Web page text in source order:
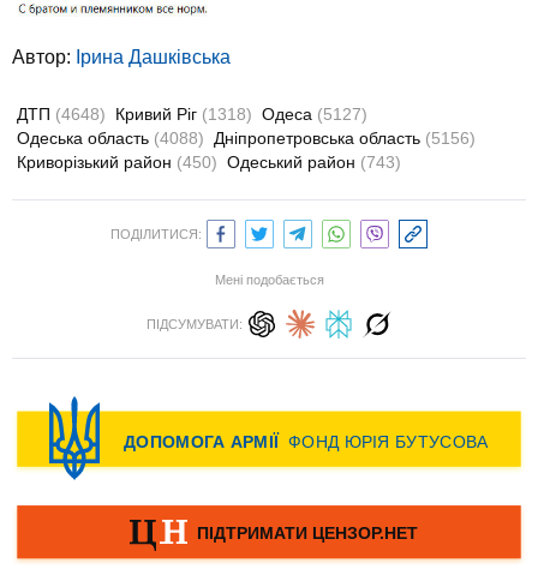
Автор: Ірина Дашківська
ДТП (4648) Кривий Ріг (1318) Одеса (5127)
Одеська область (4088) Дніпропетровська область (5156)
Криворізький район (450) Одеський район (743)
ПОДІЛИТИСЯ:
Мені подобається
ПІДСУМУВАТИ: